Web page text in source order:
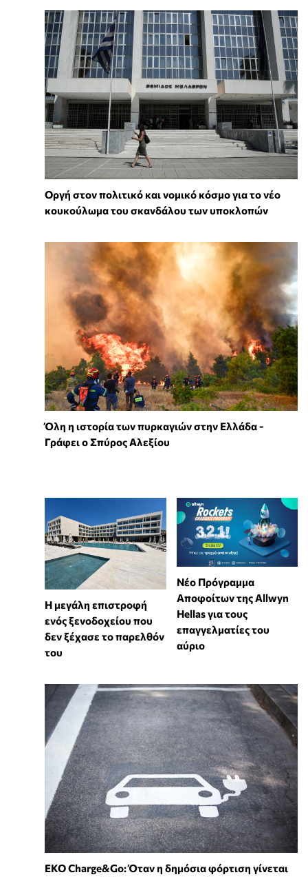
Οργή στον πολιτικό και νομικό κόσμο για το νέο
κουκούλωμα του σκανδάλου των υποκλοπών
Όλη η ιστορία των πυρκαγιών στην Ελλάδα -
Γράφει ο Σπύρος Αλεξίου
Η μεγάλη επιστροφή
ενός ξενοδοχείου που
δεν ξέχασε το παρελθόν
του
Νέο Πρόγραμμα
Αποφοίτων της Allwyn
Hellas για τους
επαγγελματίες του
αύριο
EKO Charge&Go: Όταν η δημόσια φόρτιση γίνεται